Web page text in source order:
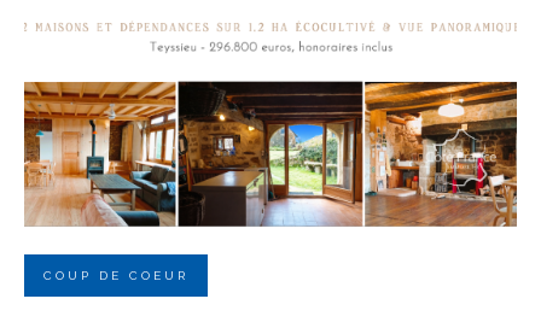
COUP DE COEUR
Surface
Surface
Pièces
Référence